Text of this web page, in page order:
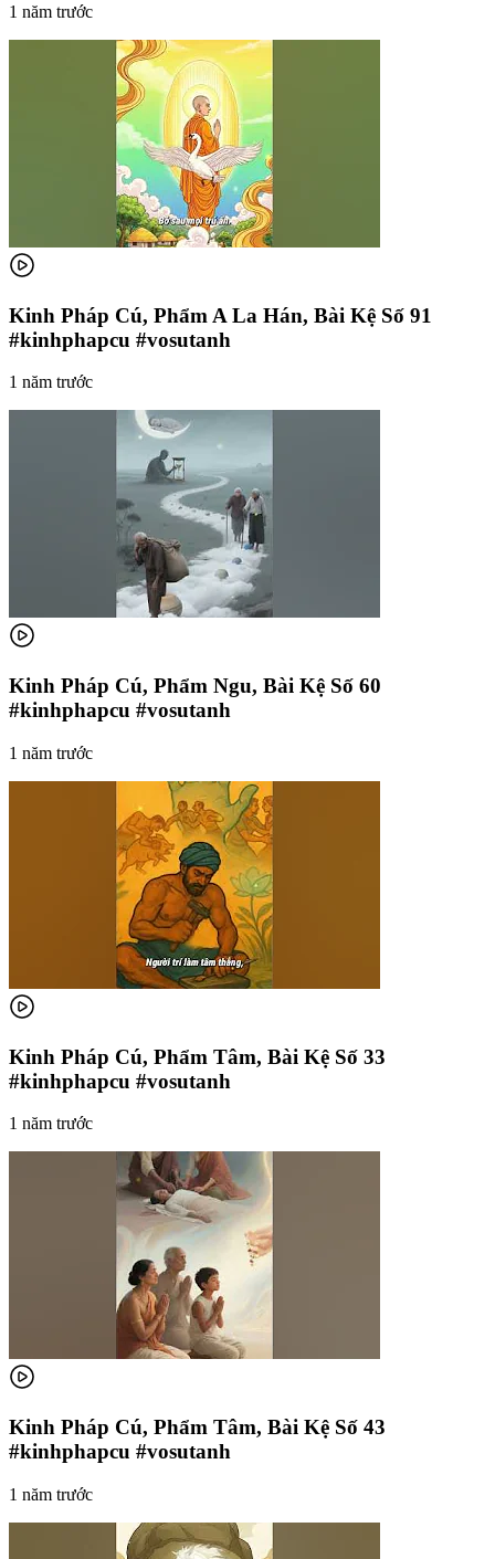
1 năm trước
Kinh Pháp Cú, Phẩm A La Hán, Bài Kệ Số 91
#kinhphapcu #vosutanh
1 năm trước
Kinh Pháp Cú, Phẩm Ngu, Bài Kệ Số 60
#kinhphapcu #vosutanh
1 năm trước
Kinh Pháp Cú, Phẩm Tâm, Bài Kệ Số 33
#kinhphapcu #vosutanh
1 năm trước
Kinh Pháp Cú, Phẩm Tâm, Bài Kệ Số 43
#kinhphapcu #vosutanh
1 năm trước